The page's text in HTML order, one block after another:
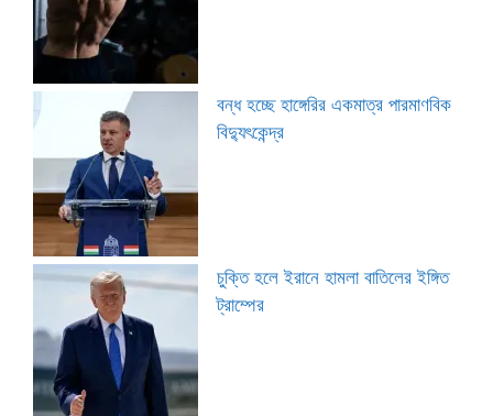
বন্ধ হচ্ছে হাঙ্গেরির একমাত্র পারমাণবিক
বিদ্যুৎকেন্দ্র
চুক্তি হলে ইরানে হামলা বাতিলের ইঙ্গিত
ট্রাম্পের